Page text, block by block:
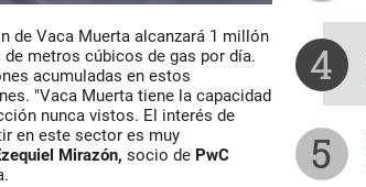
de Vaca Muerta alcanzará 1 millón
metros cúbicos de gas por día.
acumuladas en estos
"Vaca Muerta tiene la capacidad
nunca vistos. El interés de
en este sector es muy
Mirazón, socio de PwC